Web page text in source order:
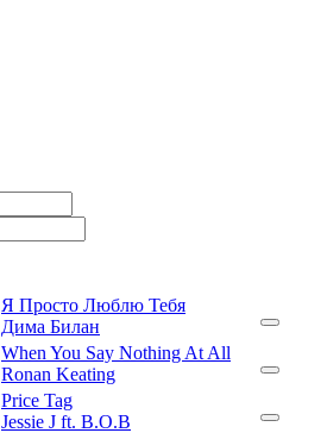
Я Просто Люблю Тебя
Дима Билан
When You Say Nothing At All
Ronan Keating
Price Tag
Jessie J ft. B.O.B